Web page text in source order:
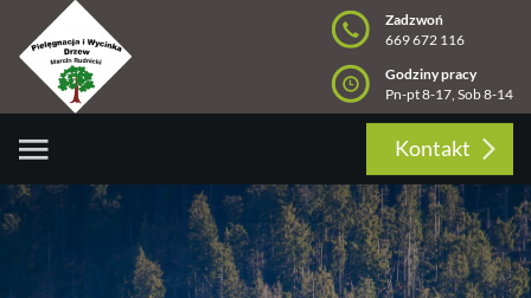
Zadzwoń
669 672 116
Godziny pracy
Pn-pt 8-17, Sob 8-14
Kontakt